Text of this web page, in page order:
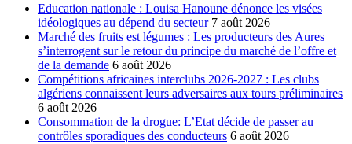
Education nationale : Louisa Hanoune dénonce les visées
idéologiques au dépend du secteur 7 août 2026
Marché des fruits est légumes : Les producteurs des Aures
s’interrogent sur le retour du principe du marché de l’offre et
de la demande 6 août 2026
Compétitions africaines interclubs 2026-2027 : Les clubs
algériens connaissent leurs adversaires aux tours préliminaires
6 août 2026
Consommation de la drogue: L’Etat décide de passer au
contrôles sporadiques des conducteurs 6 août 2026